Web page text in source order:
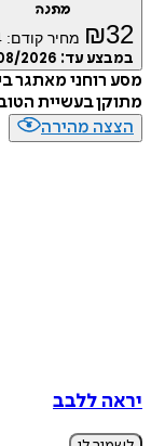
מתנה
₪32 מחיר קודם:
במבצע עד: 2026
מסע רוחני מאתגר
מתוקן בעשיית
הצצה מהירה
יראה ללבב